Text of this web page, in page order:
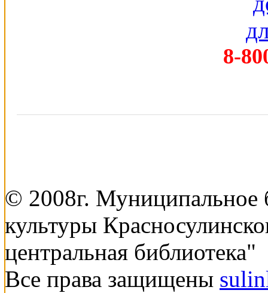
8-
© 2008г. Муниципальное
культуры
центральная библиотека"
Все права защищены